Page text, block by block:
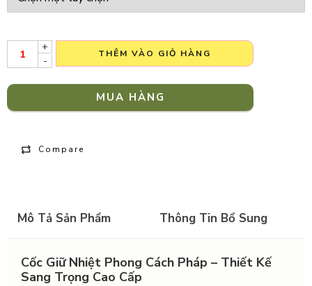
+
-
THÊM VÀO GIỎ HÀNG
MUA HÀNG
Compare
Mô Tả Sản Phẩm Thông Tin Bổ Sung
Cốc Giữ Nhiệt Phong Cách Pháp – Thiết Kế
Sang Trọng Cao Cấp